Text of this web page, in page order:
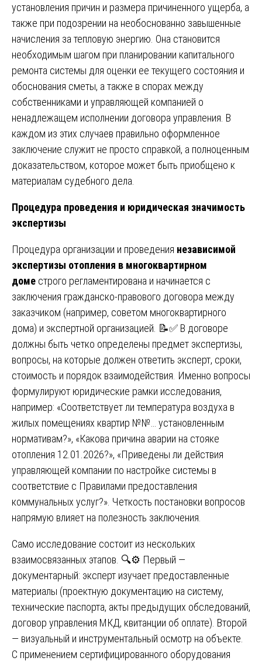
установления причин и размера причиненного ущерба, а
также при подозрении на необоснованно завышенные
начисления за тепловую энергию. Она становится
необходимым шагом при планировании капитального
ремонта системы для оценки ее текущего состояния и
обоснования сметы, а также в спорах между
собственниками и управляющей компанией о
ненадлежащем исполнении договора управления. В
каждом из этих случаев правильно оформленное
заключение служит не просто справкой, а полноценным
доказательством, которое может быть приобщено к
материалам судебного дела.
Процедура проведения и юридическая значимость
экспертизы
Процедура организации и проведения независимой
экспертизы отопления в многоквартирном
доме строго регламентирована и начинается с
заключения гражданско-правового договора между
заказчиком (например, советом многоквартирного
дома) и экспертной организацией. 📝✅ В договоре
должны быть четко определены предмет экспертизы,
вопросы, на которые должен ответить эксперт, сроки,
стоимость и порядок взаимодействия. Именно вопросы
формулируют юридические рамки исследования,
например: «Соответствует ли температура воздуха в
жилых помещениях квартир №№… установленным
нормативам?», «Какова причина аварии на стояке
отопления 12.01.2026?», «Приведены ли действия
управляющей компании по настройке системы в
соответствие с Правилами предоставления
коммунальных услуг?». Четкость постановки вопросов
напрямую влияет на полезность заключения.
Само исследование состоит из нескольких
взаимосвязанных этапов. 🔍⚙️ Первый —
документарный: эксперт изучает предоставленные
материалы (проектную документацию на систему,
технические паспорта, акты предыдущих обследований,
договор управления МКД, квитанции об оплате). Второй
— визуальный и инструментальный осмотр на объекте.
С применением сертифицированного оборудования